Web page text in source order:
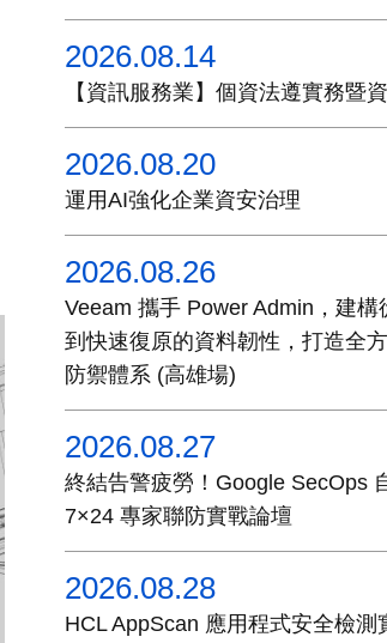
2026.08.14
【資訊服務業】個資法遵實務暨
2026.08.20
運用AI強化企業資安治理
2026.08.26
Veeam 攜手 Power Admin，建構
到快速復原的資料韌性，打造全
防禦體系 (高雄場)
2026.08.27
終結告警疲勞！Google SecOps
7×24 專家聯防實戰論壇
2026.08.28
HCL AppScan 應用程式安全檢測